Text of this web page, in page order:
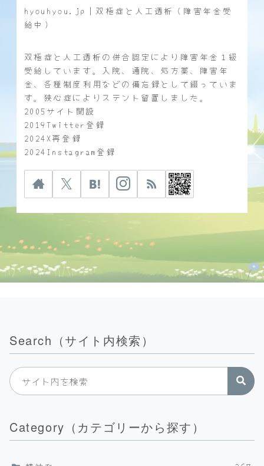
hyouhyou.jp｜双極症と人工透析（障害年金受
給中）
双極症と人工透析の併合認定により障害年金１級
受給しています。入院、通院、処方薬、障害年
金、各種制度利用などの備忘録として綴っていま
す。狭心症によりステント留置しました。
2005サイト開設
2019Twitter登録
2024X再登録
2024Instagram登録
Search（サイト内検索）
Category（カテゴリーから探す）